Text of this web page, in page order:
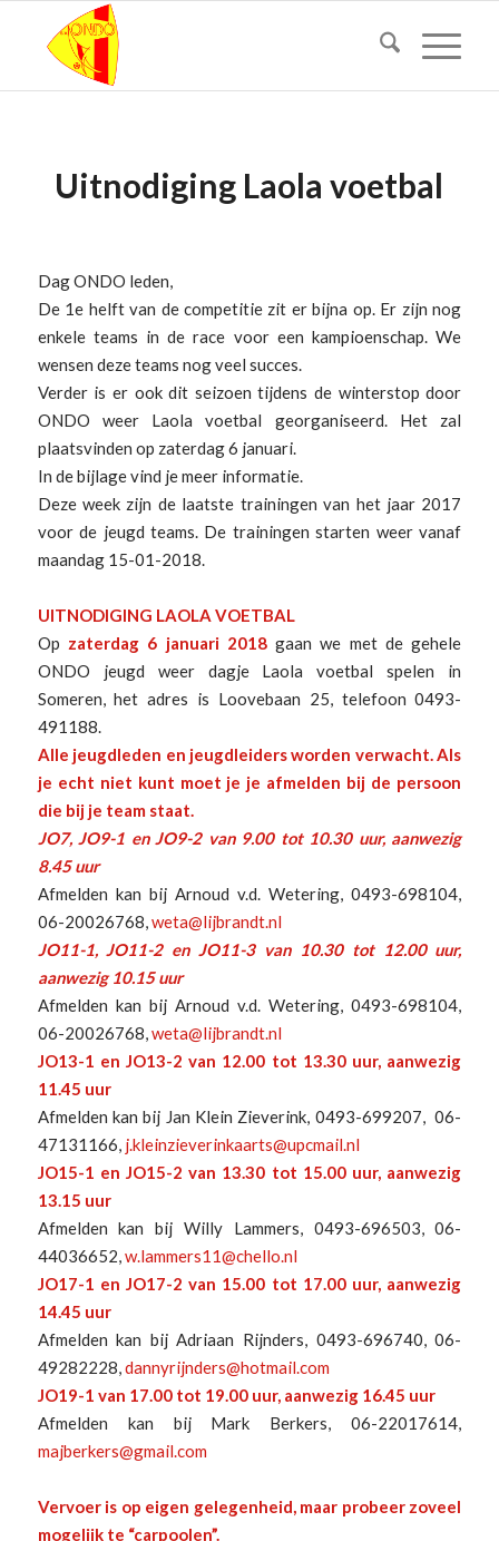
Uitnodiging Laola voetbal
Dag ONDO leden,
De 1e helft van de competitie zit er bijna op. Er zijn nog
enkele teams in de race voor een kampioenschap. We
wensen deze teams nog veel succes.
Verder is er ook dit seizoen tijdens de winterstop door
ONDO weer Laola voetbal georganiseerd. Het zal
plaatsvinden op zaterdag 6 januari.
In de bijlage vind je meer informatie.
Deze week zijn de laatste trainingen van het jaar 2017
voor de jeugd teams. De trainingen starten weer vanaf
maandag 15-01-2018.
UITNODIGING LAOLA VOETBAL
Op zaterdag 6 januari 2018gaan we met de gehele
ONDO jeugd weer dagje Laola voetbal spelen in
Someren, het adres is Loovebaan 25, telefoon 0493-
491188.
Alle jeugdleden en jeugdleiders worden verwacht. Als
je echt niet kunt moet je je afmelden bij de persoon
die bij je team staat.
JO7, JO9-1 en JO9-2 van 9.00 tot 10.30 uur, aanwezig
8.45 uur
Afmelden kan bij Arnoud v.d. Wetering, 0493-698104,
06-20026768,weta@lijbrandt.nl
JO11-1, JO11-2 en JO11-3 van 10.30 tot 12.00 uur,
aanwezig 10.15 uur
Afmelden kan bij Arnoud v.d. Wetering, 0493-698104,
06-20026768,weta@lijbrandt.nl
JO13-1 en JO13-2 van 12.00 tot 13.30 uur, aanwezig
11.45 uur
Afmelden kan bij Jan Klein Zieverink, 0493-699207, 06-
47131166, j.kleinzieverinkaarts@upcmail.nl
JO15-1 en JO15-2 van 13.30 tot 15.00 uur, aanwezig
13.15 uur
Afmelden kan bij Willy Lammers, 0493-696503, 06-
44036652,w.lammers11@chello.nl
JO17-1 en JO17-2 van 15.00 tot 17.00 uur, aanwezig
14.45 uur
Afmelden kan bij Adriaan Rijnders, 0493-696740, 06-
49282228,dannyrijnders@hotmail.com
JO19-1 van 17.00 tot 19.00 uur, aanwezig 16.45 uur
Afmelden kan bij Mark Berkers, 06-22017614,
majberkers@gmail.com
Vervoer is op eigen gelegenheid, maar probeer zoveel
mogelijk te “carpoolen”.